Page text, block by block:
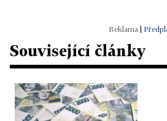
Související články